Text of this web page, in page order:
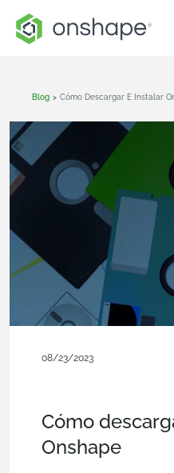
Blog > Cómo Descargar E Instalar
08/23/2023
Cómo
Onshape